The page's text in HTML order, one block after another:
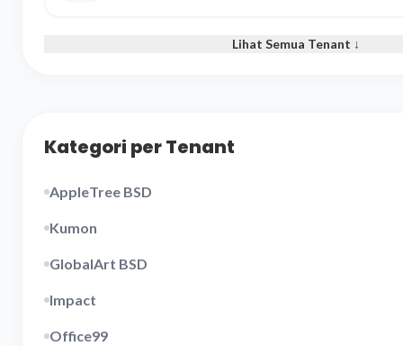
Lihat Semua Tenant ↓
Kategori per Tenant
AppleTree BSD
Kumon
GlobalArt BSD
Impact
Office99